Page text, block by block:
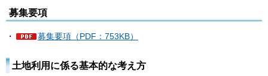
募集要項
・ 募集要項（PDF：753KB）
土地利用に係る基本的な考え方